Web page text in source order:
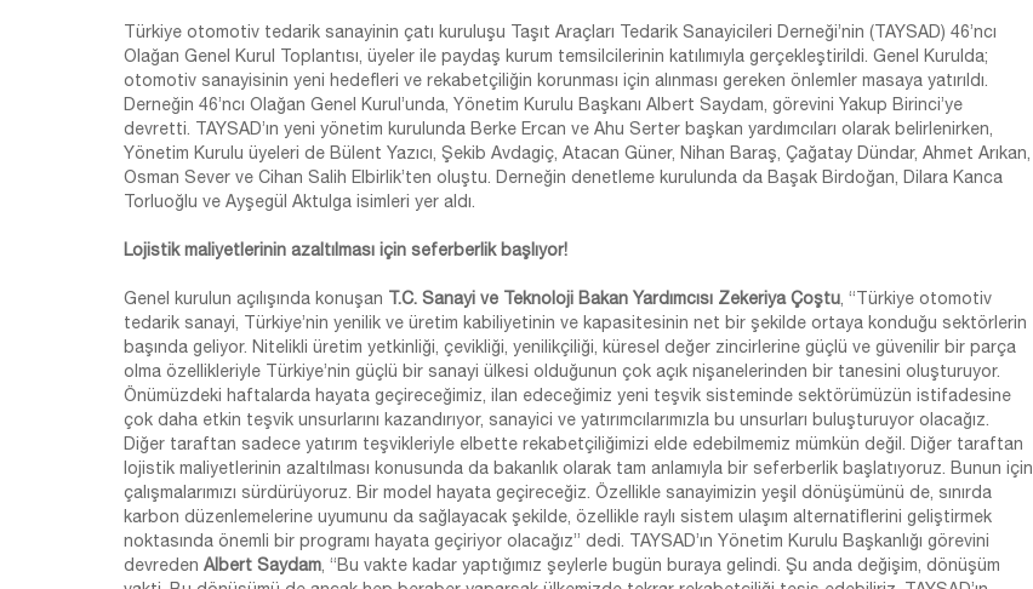
Türkiye otomotiv tedarik sanayinin çatı kuruluşu Taşıt Araçları Tedarik Sanayicileri Derneği’nin (TAYSAD) 46’ncı
Olağan Genel Kurul Toplantısı, üyeler ile paydaş kurum temsilcilerinin katılımıyla gerçekleştirildi. Genel Kurulda;
otomotiv sanayisinin yeni hedefleri ve rekabetçiliğin korunması için alınması gereken önlemler masaya yatırıldı.
Derneğin 46’ncı Olağan Genel Kurul’unda, Yönetim Kurulu Başkanı Albert Saydam, görevini Yakup Birinci’ye
devretti. TAYSAD’ın yeni yönetim kurulunda Berke Ercan ve Ahu Serter başkan yardımcıları olarak belirlenirken,
Yönetim Kurulu üyeleri de Bülent Yazıcı, Şekib Avdagiç, Atacan Güner, Nihan Baraş, Çağatay Dündar, Ahmet Arıkan,
Osman Sever ve Cihan Salih Elbirlik’ten oluştu. Derneğin denetleme kurulunda da Başak Birdoğan, Dilara Kanca
Torluoğlu ve Ayşegül Aktulga isimleri yer aldı.
Lojistik maliyetlerinin azaltılması için seferberlik başlıyor!
Genel kurulun açılışında konuşan T.C. Sanayi ve Teknoloji Bakan Yardımcısı Zekeriya Çoştu, “Türkiye otomotiv
tedarik sanayi, Türkiye’nin yenilik ve üretim kabiliyetinin ve kapasitesinin net bir şekilde ortaya konduğu sektörlerin
başında geliyor. Nitelikli üretim yetkinliği, çevikliği, yenilikçiliği, küresel değer zincirlerine güçlü ve güvenilir bir parça
olma özellikleriyle Türkiye’nin güçlü bir sanayi ülkesi olduğunun çok açık nişanelerinden bir tanesini oluşturuyor.
Önümüzdeki haftalarda hayata geçireceğimiz, ilan edeceğimiz yeni teşvik sisteminde sektörümüzün istifadesine
çok daha etkin teşvik unsurlarını kazandırıyor, sanayici ve yatırımcılarımızla bu unsurları buluşturuyor olacağız.
Diğer taraftan sadece yatırım teşvikleriyle elbette rekabetçiliğimizi elde edebilmemiz mümkün değil. Diğer taraftan
lojistik maliyetlerinin azaltılması konusunda da bakanlık olarak tam anlamıyla bir seferberlik başlatıyoruz. Bunun için
çalışmalarımızı sürdürüyoruz. Bir model hayata geçireceğiz. Özellikle sanayimizin yeşil dönüşümünü de, sınırda
karbon düzenlemelerine uyumunu da sağlayacak şekilde, özellikle raylı sistem ulaşım alternatiflerini geliştirmek
noktasında önemli bir programı hayata geçiriyor olacağız” dedi. TAYSAD’ın Yönetim Kurulu Başkanlığı görevini
devreden Albert Saydam, “Bu vakte kadar yaptığımız şeylerle bugün buraya gelindi. Şu anda değişim, dönüşüm